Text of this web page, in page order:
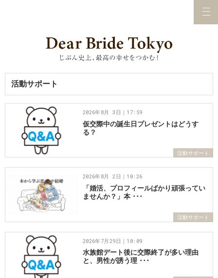
活動サポート
活動サポート
仮交際中の誕生日プレゼントはどうす
る？
2026年8月 3日｜17:59
活動サポート
「婚活、プロフィールばかり頑張ってい
ませんか？」本 ･･･
2026年8月 2日｜10:26
水族館デート後に交際終了が多い理由
と、男性が誘う理 ･･･
2026年7月29日｜10:09